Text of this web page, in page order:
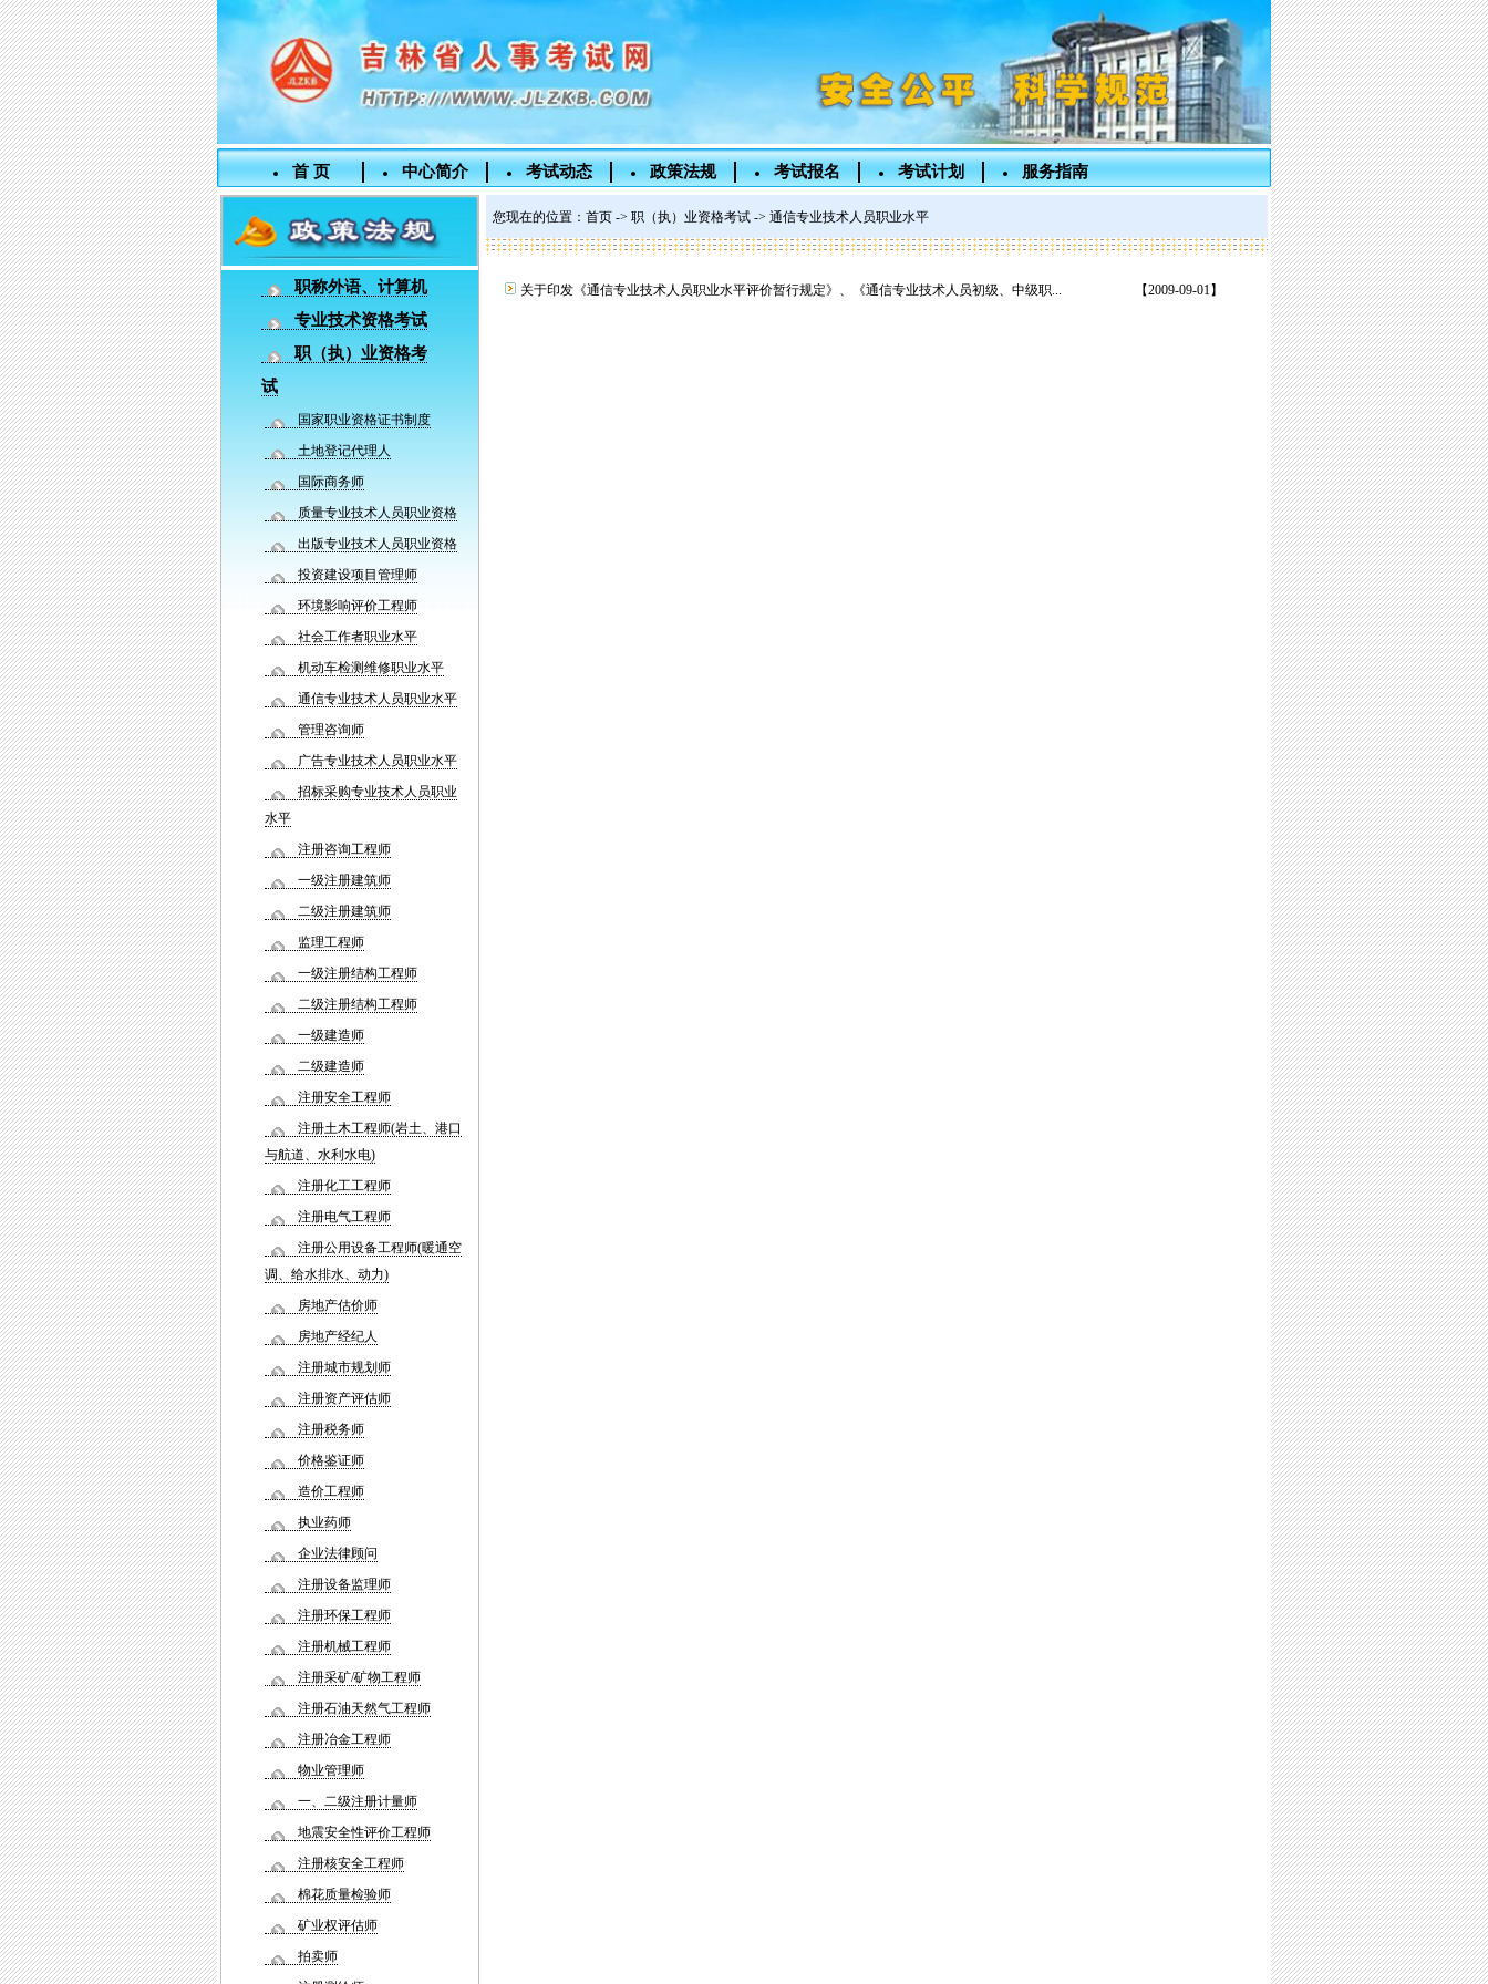
首 页 中心简介 考试动态 政策法规 考试报名 考试计划 服务指南
职称外语、计算机
专业技术资格考试
职（执）业资格考
试
国家职业资格证书制度
土地登记代理人
国际商务师
质量专业技术人员职业资格
出版专业技术人员职业资格
投资建设项目管理师
环境影响评价工程师
社会工作者职业水平
机动车检测维修职业水平
通信专业技术人员职业水平
管理咨询师
广告专业技术人员职业水平
招标采购专业技术人员职业
水平
注册咨询工程师
一级注册建筑师
二级注册建筑师
监理工程师
一级注册结构工程师
二级注册结构工程师
一级建造师
二级建造师
注册安全工程师
注册土木工程师(岩土、港口
与航道、水利水电)
注册化工工程师
注册电气工程师
注册公用设备工程师(暖通空
调、给水排水、动力)
房地产估价师
房地产经纪人
注册城市规划师
注册资产评估师
注册税务师
价格鉴证师
造价工程师
执业药师
企业法律顾问
注册设备监理师
注册环保工程师
注册机械工程师
注册采矿/矿物工程师
注册石油天然气工程师
注册冶金工程师
物业管理师
一、二级注册计量师
地震安全性评价工程师
注册核安全工程师
棉花质量检验师
矿业权评估师
拍卖师
您现在的位置： 首页 -> 职（执）业资格考试 -> 通信专业技术人员职业水平
关于印发《通信专业技术人员职业水平评价暂行规定》、《通信专业技术人员初级、中级职... 【2009-09-01】